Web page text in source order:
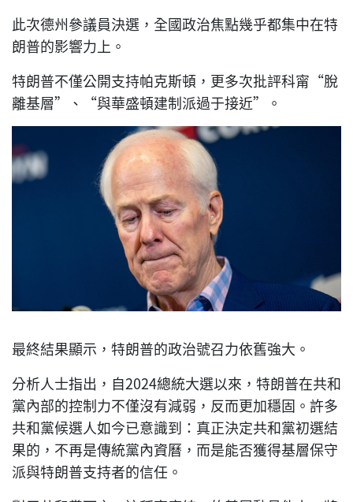
此次德州參議員決選，全國政治焦點幾乎都集中在特
朗普的影響力上。
特朗普不僅公開支持帕克斯頓，更多次批評科甯“脫
離基層”、“與華盛頓建制派過于接近”。
最終結果顯示，特朗普的政治號召力依舊強大。
分析人士指出，自2024總統大選以來，特朗普在共和
黨內部的控制力不僅沒有減弱，反而更加穩固。許多
共和黨候選人如今已意識到：真正決定共和黨初選結
果的，不再是傳統黨內資曆，而是能否獲得基層保守
派與特朗普支持者的信任。